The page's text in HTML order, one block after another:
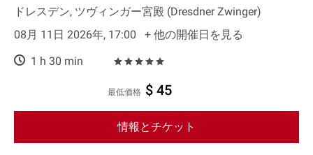
ドレスデン, ツヴィンガー宮殿 (Dresdner Zwinger)
08月 11日 2026年, 17:00
+ 他の開催日を見る
1 h 30 min
最低価格 $ 45
情報とチケット